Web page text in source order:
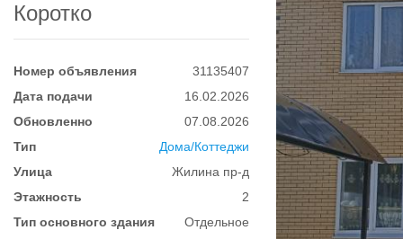
Коротко
Номер объявления
31135407
Дата подачи
16.02.2026
Обновленно
07.08.2026
Тип
Дома/Коттеджи
Улица
Жилина пр-д
Этажность
2
Тип основного здания
Отдельное